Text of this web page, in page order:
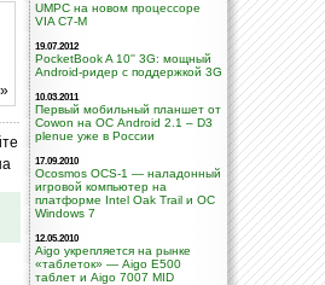
»
UMPC на новом процессоре
VIA C7-M
19.07.2012
PocketBook A 10'' 3G: мощный
Android-ридер с поддержкой 3G
10.03.2011
Первый мобильный планшет от
Cowon на ОС Android 2.1 – D3
plenue уже в России
17.09.2010
Ocosmos OCS-1 — наладонный
игровой компьютер на
платформе Intel Oak Trail и ОС
Windows 7
12.05.2010
Aigo укрепляется на рынке
«таблеток» — Aigo E500
таблет и Aigo 7007 MID